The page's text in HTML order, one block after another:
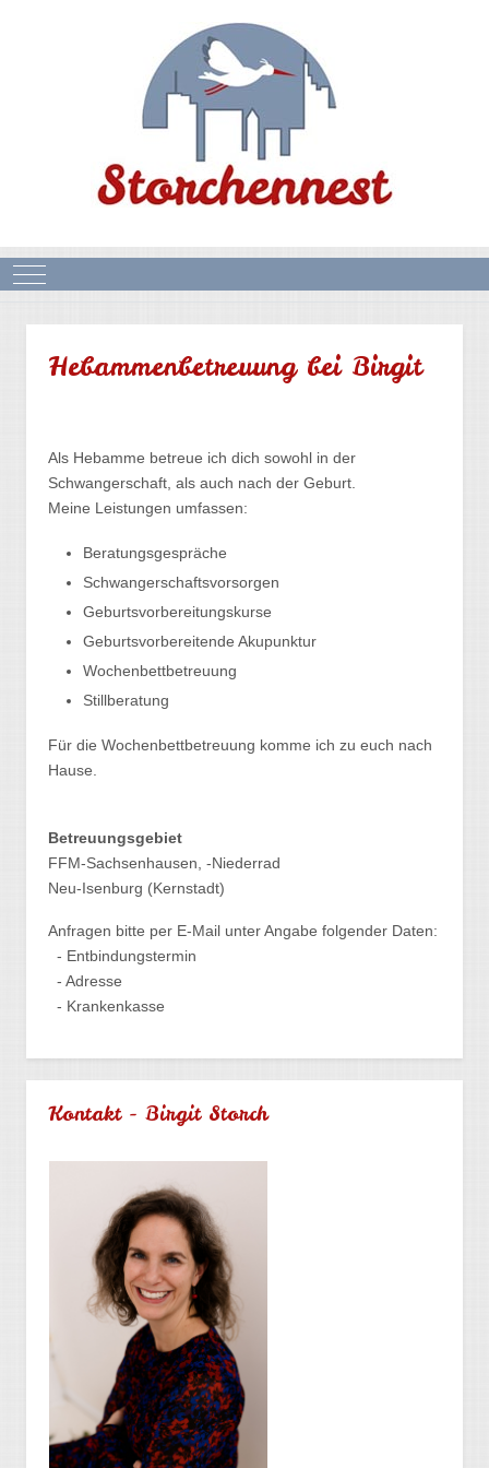
Mobile Menu Toggle
Hebammenbetreuung bei Birgit
Als Hebamme betreue ich dich sowohl in der
Schwangerschaft, als auch nach der Geburt.
Meine Leistungen umfassen:
Beratungsgespräche
Schwangerschaftsvorsorgen
Geburtsvorbereitungskurse
Geburtsvorbereitende Akupunktur
Wochenbettbetreuung
Stillberatung
Für die Wochenbettbetreuung komme ich zu euch nach
Hause.
Betreuungsgebiet
FFM-Sachsenhausen, -Niederrad
Neu-Isenburg (Kernstadt)
Anfragen bitte per E-Mail unter Angabe folgender Daten:
- Entbindungstermin
- Adresse
- Krankenkasse
Kontakt - Birgit Storch